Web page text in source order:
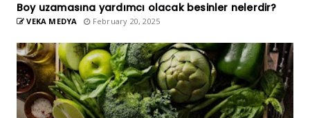
Boy uzamasına yardımcı olacak besinler nelerdir?
VEKA MEDYA February 20, 2025